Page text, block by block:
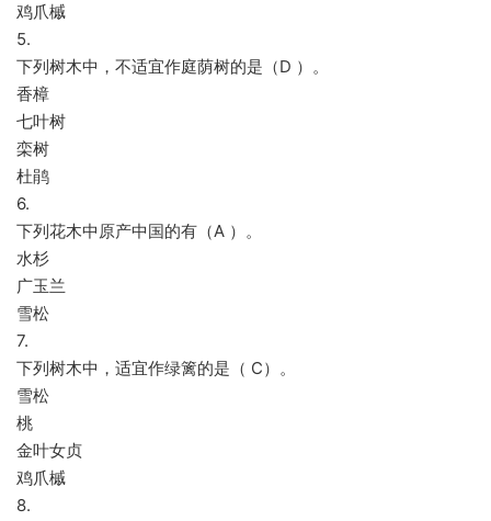
鸡爪槭
5.
下列树木中，不适宜作庭荫树的是（D ）。
香樟
七叶树
栾树
杜鹃
6.
下列花木中原产中国的有（A ）。
水杉
广玉兰
雪松
7.
下列树木中，适宜作绿篱的是（ C）。
雪松
桃
金叶女贞
鸡爪槭
8.